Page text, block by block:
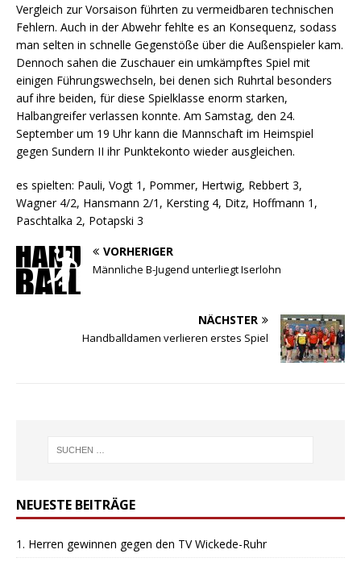
Vergleich zur Vorsaison führten zu vermeidbaren technischen
Fehlern. Auch in der Abwehr fehlte es an Konsequenz, sodass
man selten in schnelle Gegenstöße über die Außenspieler kam.
Dennoch sahen die Zuschauer ein umkämpftes Spiel mit
einigen Führungswechseln, bei denen sich Ruhrtal besonders
auf ihre beiden, für diese Spielklasse enorm starken,
Halbangreifer verlassen konnte. Am Samstag, den 24.
September um 19 Uhr kann die Mannschaft im Heimspiel
gegen Sundern II ihr Punktekonto wieder ausgleichen.
es spielten: Pauli, Vogt 1, Pommer, Hertwig, Rebbert 3,
Wagner 4/2, Hansmann 2/1, Kersting 4, Ditz, Hoffmann 1,
Paschtalka 2, Potapski 3
VORHERIGER
Männliche B-Jugend unterliegt Iserlohn
NÄCHSTER
Handballdamen verlieren erstes Spiel
NEUESTE BEITRÄGE
1. Herren gewinnen gegen den TV Wickede-Ruhr